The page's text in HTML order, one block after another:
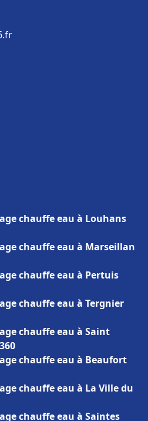
chauffe eau à Louhans
chauffe eau à Marseillan
chauffe eau à Pertuis
chauffe eau à Tergnier
chauffe eau à Saint
chauffe eau à Beaufort
chauffe eau à La Ville du
chauffe eau à Saintes